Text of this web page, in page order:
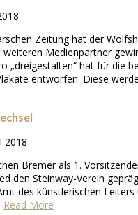
Zeitung hat der
weiteren Medienpartner
„dreigestalten“ hat für die
entworfen. Diese
2018
Bremer als 1.
den Steinway-Verein
des künstlerischen Leiters
Read More